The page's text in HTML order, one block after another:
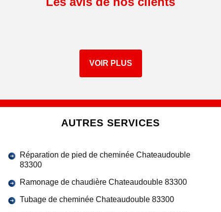
VOIR PLUS
AUTRES SERVICES
Réparation de pied de cheminée Chateaudouble
83300
Ramonage de chaudière Chateaudouble 83300
Tubage de cheminée Chateaudouble 83300